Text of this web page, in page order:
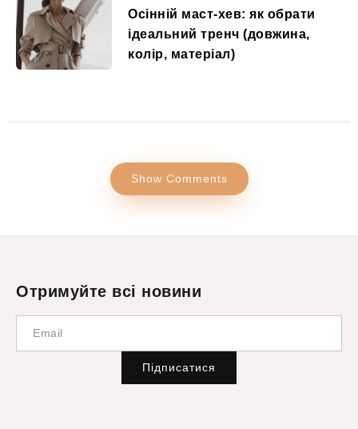
Осінній маст-хев: як обрати
ідеальний тренч (довжина,
колір, матеріал)
Show Comments
Отримуйте всі новини
Підписатися